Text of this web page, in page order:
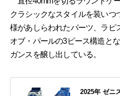
クラシックなスタイルを装いつ
様があしらわれたパーツ、ラピ
オブ・パールの3ピース構造と
ガンスを醸し出している。
2025年 ゼニ